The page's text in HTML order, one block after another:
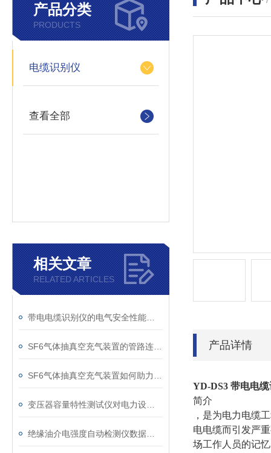
产品分类
PRODUCTS
电缆识别仪
查看全部
相关文章
RELATED ARTICLES
产品详情
YD-DS3 带电电
简介
，是为电力电缆
电电缆而引发严
场工作人员的记